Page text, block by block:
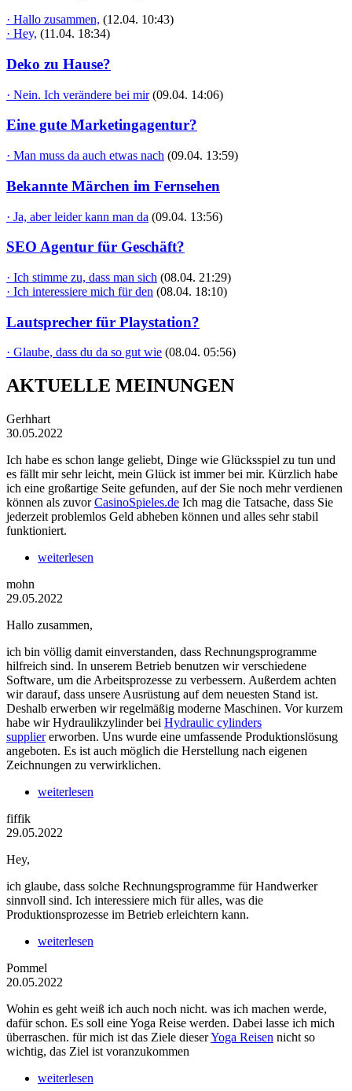
· Hallo zusammen, (12.04. 10:43)
· Hey, (11.04. 18:34)
Deko zu Hause?
· Nein. Ich verändere bei mir (09.04. 14:06)
Eine gute Marketingagentur?
· Man muss da auch etwas nach (09.04. 13:59)
Bekannte Märchen im Fernsehen
· Ja, aber leider kann man da (09.04. 13:56)
SEO Agentur für Geschäft?
· Ich stimme zu, dass man sich (08.04. 21:29)
· Ich interessiere mich für den (08.04. 18:10)
Lautsprecher für Playstation?
· Glaube, dass du da so gut wie (08.04. 05:56)
AKTUELLE MEINUNGEN
Gerhhart
30.05.2022
Ich habe es schon lange geliebt, Dinge wie Glücksspiel zu tun und
es fällt mir sehr leicht, mein Glück ist immer bei mir. Kürzlich habe
ich eine großartige Seite gefunden, auf der Sie noch mehr verdienen
können als zuvorCasinoSpieles.de Ich mag die Tatsache, dass Sie
jederzeit problemlos Geld abheben können und alles sehr stabil
funktioniert.
weiterlesen
mohn
29.05.2022
Hallo zusammen,
ich bin völlig damit einverstanden, dass Rechnungsprogramme
hilfreich sind. In unserem Betrieb benutzen wir verschiedene
Software, um die Arbeitsprozesse zu verbessern. Außerdem achten
wir darauf, dass unsere Ausrüstung auf dem neuesten Stand ist.
Deshalb erwerben wir regelmäßig moderne Maschinen. Vor kurzem
habe wir Hydraulikzylinder bei Hydraulic cylinders
suppliererworben. Uns wurde eine umfassende Produktionslösung
angeboten. Es ist auch möglich die Herstellung nach eigenen
Zeichnungen zu verwirklichen.
weiterlesen
fiffik
29.05.2022
Hey,
ich glaube, dass solche Rechnungsprogramme für Handwerker
sinnvoll sind. Ich interessiere mich für alles, was die
Produktionsprozesse im Betrieb erleichtern kann.
weiterlesen
Pommel
20.05.2022
Wohin es geht weiß ich auch noch nicht. was ich machen werde,
dafür schon. Es soll eine Yoga Reise werden. Dabei lasse ich mich
überraschen. für mich ist das Ziele dieserYoga Reisen nicht so
wichtig, das Ziel ist voranzukommen
weiterlesen